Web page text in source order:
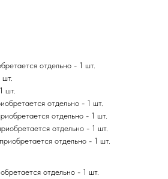
отдельно - 1 шт.
шт.
отдельно - 1 шт.
отдельно - 1 шт.
отдельно - 1 шт.
отдельно - 1 шт.
отдельно - 1 шт.